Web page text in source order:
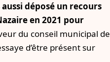
déposé un recours
en 2021 pour
du conseil municipal de
d’être présent sur